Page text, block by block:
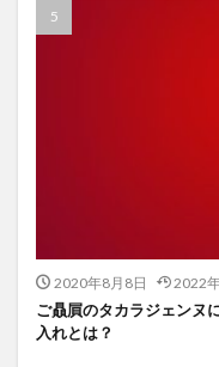
2020年8月8日 2022
ご贔屓のタカラジェンヌ
入れとは？